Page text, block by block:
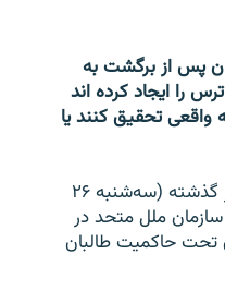
آزاد
پس از برگشت به
فضای ترس را ایجاد کرده اند
واقعی تحقیق کنند یا
دیدبان حقوق بشر این را ناوقت روز گذشته (سه‌شنبه ۲۶
ملل متحد در
تحت حاکمیت طالبان